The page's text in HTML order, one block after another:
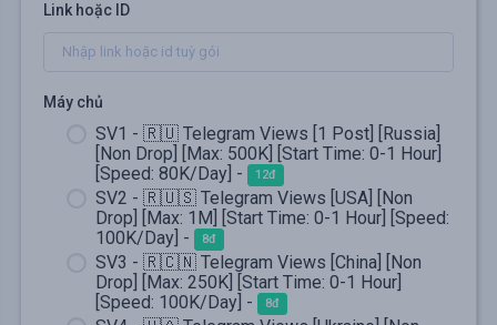
Link hoặc ID
Máy chủ
SV1 - 🇷🇺 Telegram Views [1 Post] [Russia]
[Non Drop] [Max: 500K] [Start Time: 0-1 Hour]
[Speed: 80K/Day] -
12đ
SV2 - 🇷🇺🇸 Telegram Views [USA] [Non
Drop] [Max: 1M] [Start Time: 0-1 Hour] [Speed:
100K/Day] -
8đ
SV3 - 🇷🇨🇳 Telegram Views [China] [Non
Drop] [Max: 250K] [Start Time: 0-1 Hour]
[Speed: 100K/Day] -
8đ